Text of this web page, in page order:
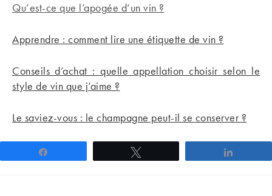
Qu’est-ce que l’apogée d’un vin ?
Apprendre : comment lire une étiquette de vin ?
Conseils d’achat : quelle appellation choisir selon le
style de vin que j’aime ?
Le saviez-vous : le champagne peut-il se conserver ?